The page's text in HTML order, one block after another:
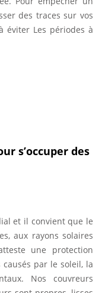
des traces sur vos
éviter Les périodes à
s’occuper des
et il convient que le
aux rayons solaires
une protection
par le soleil, la
Nos couvreurs